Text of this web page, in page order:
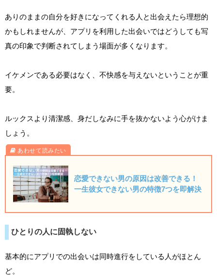
ありのままの自分を好きになってくれる人と出会えたら理想的
かもしれませんが、アプリを利用した出会いではどうしても写
真の印象で判断されてしまう場面が多くなります。
イケメンである必要はなく、不快感を与えないということが重
要。
ルックスより清潔感、身だしなみに手を抜かないよう心がけま
しょう。
恋愛できない男の原因は改善できる！
一生彼女できない男の特徴7つを即解決
ひとりの人に固執しない
基本的にアプリでの出会いは同時進行をしている人がほとん
ど。